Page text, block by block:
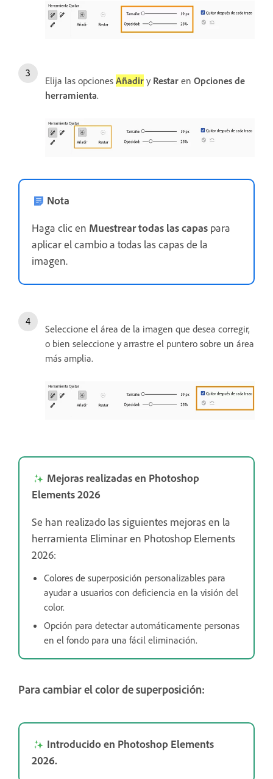
Elija las opciones Añadir y Restar en Opciones de
herramienta.
Nota
Haga clic en Muestrear todas las capas para
aplicar el cambio a todas las capas de la
imagen.
Seleccione el área de la imagen que desea corregir,
o bien seleccione y arrastre el puntero sobre un área
más amplia.
Mejoras realizadas en Photoshop
Elements 2026
Se han realizado las siguientes mejoras en la
herramienta Eliminar en Photoshop Elements
2026:
Colores de superposición personalizables para
ayudar a usuarios con deficiencia en la visión del
color.
Opción para detectar automáticamente personas
en el fondo para una fácil eliminación.
Para cambiar el color de superposición:
Introducido en Photoshop Elements
2026.